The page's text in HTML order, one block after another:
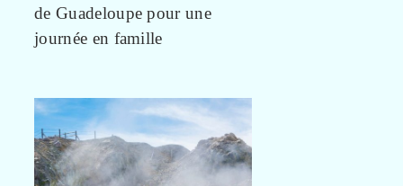
de Guadeloupe pour une
journée en famille